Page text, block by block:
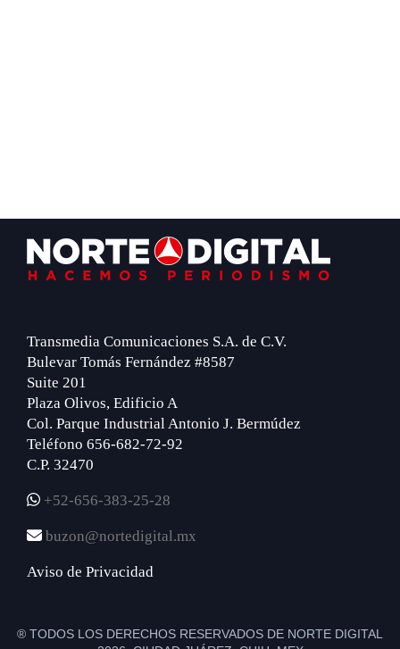
Footer
Transmedia Comunicaciones S.A. de C.V.
Bulevar Tomás Fernández #8587
Suite 201
Plaza Olivos, Edificio A
Col. Parque Industrial Antonio J. Bermúdez
Teléfono 656-682-72-92
C.P. 32470
+52-656-383-25-28
buzon@nortedigital.mx
Aviso de Privacidad
® TODOS LOS DERECHOS RESERVADOS DE NORTE DIGITAL